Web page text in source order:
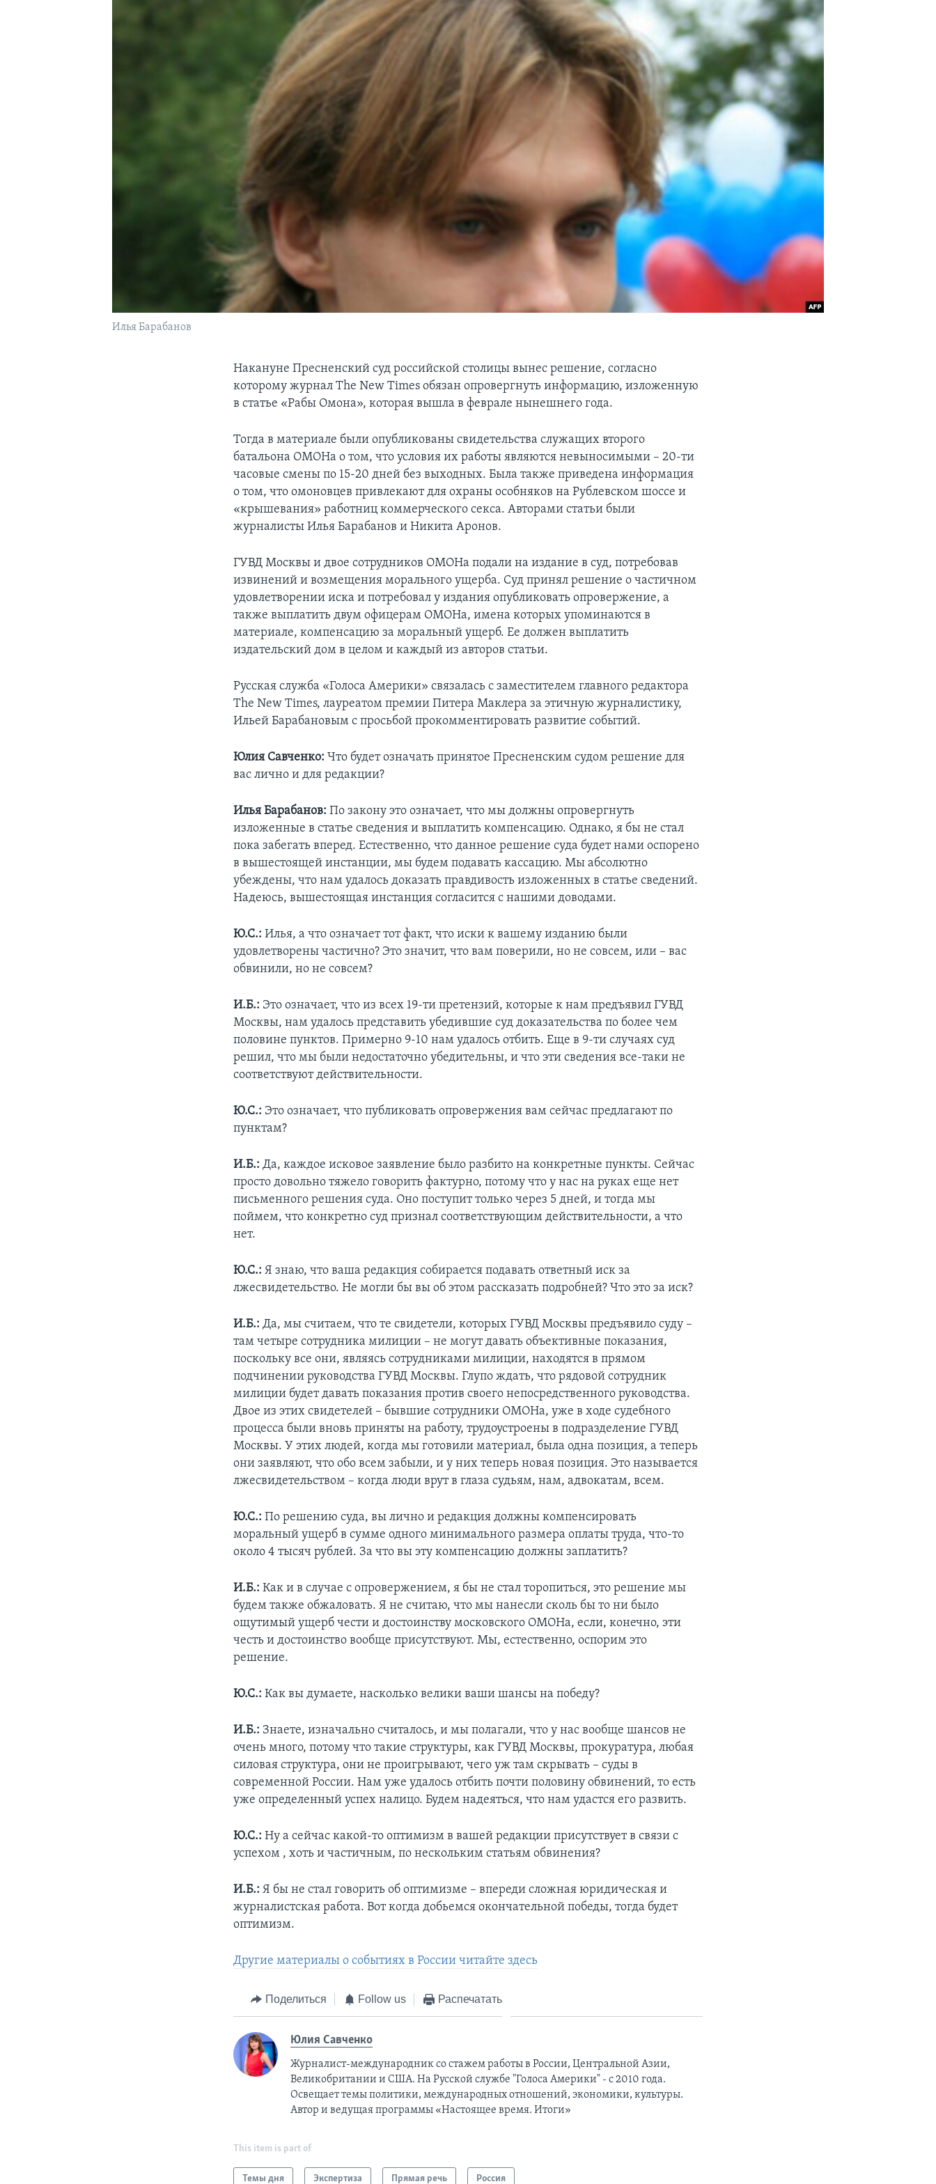
Илья Барабанов
Накануне Пресненский суд российской столицы вынес решение, согласно
которому журнал The New Times обязан опровергнуть информацию, изложенную
в статье «Рабы Омона», которая вышла в феврале нынешнего года.
Тогда в материале были опубликованы свидетельства служащих второго
батальона ОМОНа о том, что условия их работы являются невыносимыми – 20-ти
часовые смены по 15-20 дней без выходных. Была также приведена информация
о том, что омоновцев привлекают для охраны особняков на Рублевском шоссе и
«крышевания» работниц коммерческого секса. Авторами статьи были
журналисты Илья Барабанов и Никита Аронов.
ГУВД Москвы и двое сотрудников ОМОНа подали на издание в суд, потребовав
извинений и возмещения морального ущерба. Суд принял решение о частичном
удовлетворении иска и потребовал у издания опубликовать опровержение, а
также выплатить двум офицерам ОМОНа, имена которых упоминаются в
материале, компенсацию за моральный ущерб. Ее должен выплатить
издательский дом в целом и каждый из авторов статьи.
Русская служба «Голоса Америки» связалась с заместителем главного редактора
The New Times, лауреатом премии Питера Маклера за этичную журналистику,
Ильей Барабановым с просьбой прокомментировать развитие событий.
Юлия Савченко: Что будет означать принятое Пресненским судом решение для
вас лично и для редакции?
Илья Барабанов: По закону это означает, что мы должны опровергнуть
изложенные в статье сведения и выплатить компенсацию. Однако, я бы не стал
пока забегать вперед. Естественно, что данное решение суда будет нами оспорено
в вышестоящей инстанции, мы будем подавать кассацию. Мы абсолютно
убеждены, что нам удалось доказать правдивость изложенных в статье сведений.
Надеюсь, вышестоящая инстанция согласится с нашими доводами.
Ю.С.: Илья, а что означает тот факт, что иски к вашему изданию были
удовлетворены частично? Это значит, что вам поверили, но не совсем, или – вас
обвинили, но не совсем?
И.Б.: Это означает, что из всех 19-ти претензий, которые к нам предъявил ГУВД
Москвы, нам удалось представить убедившие суд доказательства по более чем
половине пунктов. Примерно 9-10 нам удалось отбить. Еще в 9-ти случаях суд
решил, что мы были недостаточно убедительны, и что эти сведения все-таки не
соответствуют действительности.
Ю.С.: Это означает, что публиковать опровержения вам сейчас предлагают по
пунктам?
И.Б.: Да, каждое исковое заявление было разбито на конкретные пункты. Сейчас
просто довольно тяжело говорить фактурно, потому что у нас на руках еще нет
письменного решения суда. Оно поступит только через 5 дней, и тогда мы
поймем, что конкретно суд признал соответствующим действительности, а что
нет.
Ю.С.: Я знаю, что ваша редакция собирается подавать ответный иск за
лжесвидетельство. Не могли бы вы об этом рассказать подробней? Что это за иск?
И.Б.: Да, мы считаем, что те свидетели, которых ГУВД Москвы предъявило суду –
там четыре сотрудника милиции – не могут давать объективные показания,
поскольку все они, являясь сотрудниками милиции, находятся в прямом
подчинении руководства ГУВД Москвы. Глупо ждать, что рядовой сотрудник
милиции будет давать показания против своего непосредственного руководства.
Двое из этих свидетелей – бывшие сотрудники ОМОНа, уже в ходе судебного
процесса были вновь приняты на работу, трудоустроены в подразделение ГУВД
Москвы. У этих людей, когда мы готовили материал, была одна позиция, а теперь
они заявляют, что обо всем забыли, и у них теперь новая позиция. Это называется
лжесвидетельством – когда люди врут в глаза судьям, нам, адвокатам, всем.
Ю.С.: По решению суда, вы лично и редакция должны компенсировать
моральный ущерб в сумме одного минимального размера оплаты труда, что-то
около 4 тысяч рублей. За что вы эту компенсацию должны заплатить?
И.Б.: Как и в случае с опровержением, я бы не стал торопиться, это решение мы
будем также обжаловать. Я не считаю, что мы нанесли сколь бы то ни было
ощутимый ущерб чести и достоинству московского ОМОНа, если, конечно, эти
честь и достоинство вообще присутствуют. Мы, естественно, оспорим это
решение.
Ю.С.: Как вы думаете, насколько велики ваши шансы на победу?
И.Б.: Знаете, изначально считалось, и мы полагали, что у нас вообще шансов не
очень много, потому что такие структуры, как ГУВД Москвы, прокуратура, любая
силовая структура, они не проигрывают, чего уж там скрывать – суды в
современной России. Нам уже удалось отбить почти половину обвинений, то есть
уже определенный успех налицо. Будем надеяться, что нам удастся его развить.
Ю.С.: Ну а сейчас какой-то оптимизм в вашей редакции присутствует в связи с
успехом , хоть и частичным, по нескольким статьям обвинения?
И.Б.: Я бы не стал говорить об оптимизме – впереди сложная юридическая и
журналистская работа. Вот когда добьемся окончательной победы, тогда будет
оптимизм.
Другие материалы о событиях в России читайте здесь
Поделиться Follow us Распечатать
Юлия Савченко
Журналист-международник cо стажем работы в России, Центральной Азии,
Великобритании и США. На Русской службе "Голоса Америки" - с 2010 года.
Освещает темы политики, международных отношений, экономики, культуры.
Автор и ведущая программы «Настоящее время. Итоги»
This item is part of
Темы дня Экспертиза Прямая речь Россия